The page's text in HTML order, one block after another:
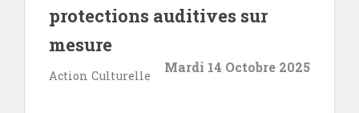
protections auditives sur
mesure
Action Culturelle
Mardi 14 Octobre 2025